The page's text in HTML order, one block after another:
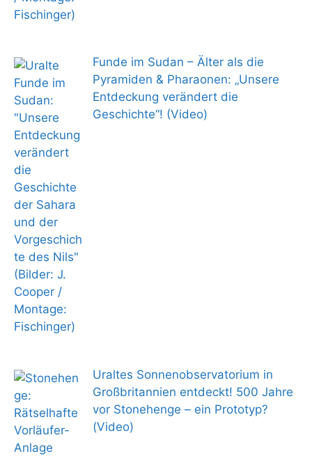
Funde im Sudan – Älter als die
Pyramiden & Pharaonen: „Unsere
Entdeckung verändert die
Geschichte“! (Video)
Uraltes Sonnenobservatorium in
Großbritannien entdeckt! 500 Jahre
vor Stonehenge – ein Prototyp?
(Video)